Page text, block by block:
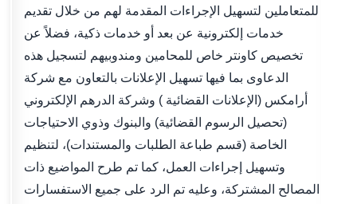
للمتعاملين لتسهيل الإجراءات المقدمة لهم من خلال تقديم
خدمات إلكترونية عن بعد أو خدمات ذكية، فضلاً عن
تخصيص كاونتر خاص للمحامين ومندوبيهم لتسجيل هذه
الدعاوى بما فيها تسهيل الإعلانات بالتعاون مع شركة
أرامكس (الإعلانات القضائية ) وشركة الدرهم الإلكتروني
(تحصيل الرسوم القضائية) والبنوك وذوي الاحتياجات
الخاصة (قسم طباعة الطلبات والمستندات)، لتنظيم
وتسهيل إجراءات العمل، كما تم طرح المواضيع ذات
المصالح المشتركة، وعليه تم الرد على جميع الاستفسارات